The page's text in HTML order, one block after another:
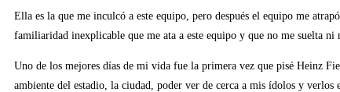
Ella es la que me inculcó a este equipo, pero después el equipo me
familiaridad inexplicable que me ata a este equipo y que no me suelta ni
Uno de los mejores días de mi vida fue la primera vez que pisé Heinz
ambiente del estadio, la ciudad, poder ver de cerca a mis ídolos y verlos